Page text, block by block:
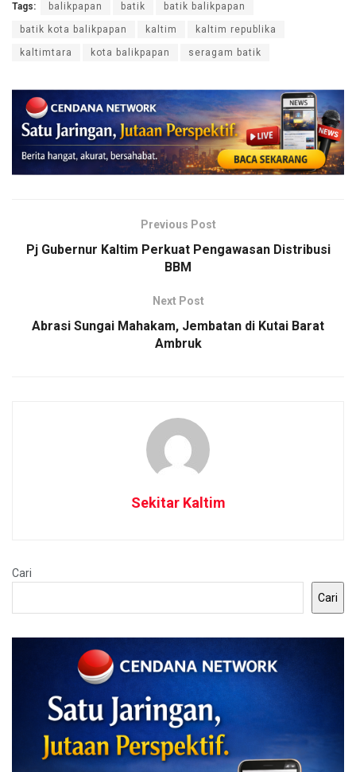
Tags: balikpapan batik batik balikpapan
batik kota balikpapan kaltim kaltim republika
kaltimtara kota balikpapan seragam batik
Previous Post
Pj Gubernur Kaltim Perkuat Pengawasan Distribusi
BBM
Next Post
Abrasi Sungai Mahakam, Jembatan di Kutai Barat
Ambruk
Sekitar Kaltim
Cari
Cari